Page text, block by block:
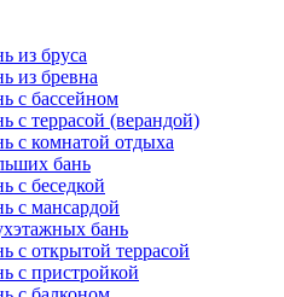
из бруса
из бревна
с бассейном
с террасой (верандой)
с комнатой отдыха
бань
с беседкой
с мансардой
бань
с открытой террасой
с пристройкой